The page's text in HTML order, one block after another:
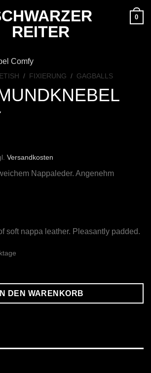
0
/ FIXIERUNG / GAGBALLS
Versandkosten
Nappaleder. Angenehm
soft nappa leather. Pleasantly padded.
Menge
IN DEN WARENKORB